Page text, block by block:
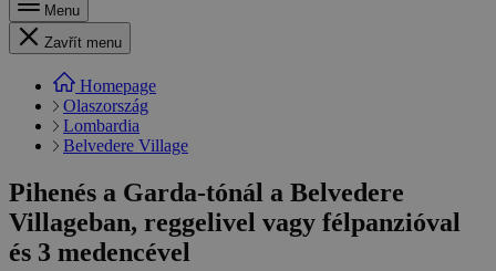
Menu
Zavřít menu
Homepage
Olaszország
Lombardia
Belvedere Village
Pihenés a Garda-tónál a Belvedere
Villageban, reggelivel vagy félpanzióval
és 3 medencével